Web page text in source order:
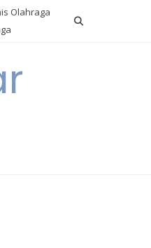
Olahraga